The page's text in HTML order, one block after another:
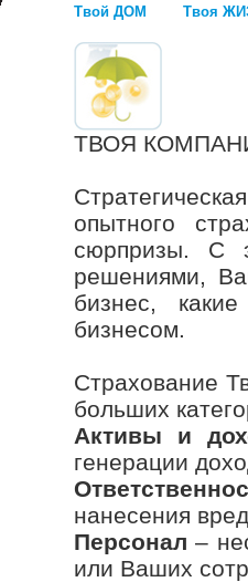
Твой ДОМ Твоя
ТВОЯ
опытного
сюрпризы. С
решениями,
бизнес,
бизнесом.
Страхование
больших
Активы и
генерации
нанесения
Персонал –
или Ваших